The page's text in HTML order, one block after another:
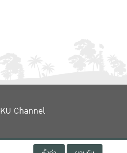
KU Channel